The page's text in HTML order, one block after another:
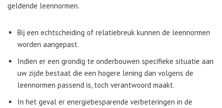
geldende leennormen.
Bij een echtscheiding of relatiebreuk kunnen de leennormen
worden aangepast.
Indien er een grondig te onderbouwen specifieke situatie aan
uw zijde bestaat die een hogere lening dan volgens de
leennormen passend is, toch verantwoord maakt.
In het geval er energiebesparende verbeteringen in de